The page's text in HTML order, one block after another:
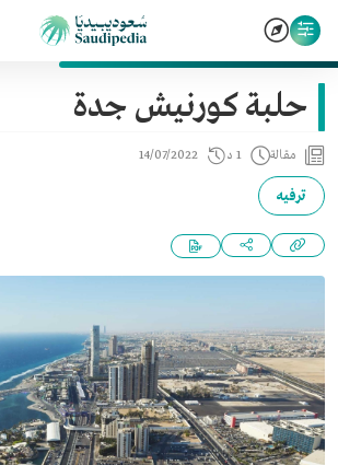
حلبة كورنيش جدة
مقالة 1 د 14/07/2022
ترفيه